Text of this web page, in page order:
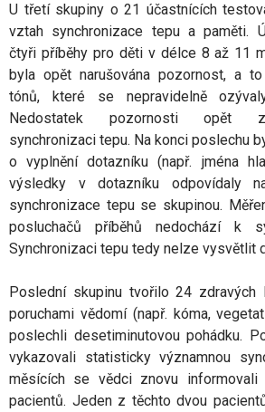
U třetí skupiny o 21 účastnících
vztah synchronizace tepu a paměti.
čtyři příběhy pro děti v délce 8 až 11
byla opět narušována pozornost, a
tónů, které se nepravidelně
Nedostatek pozornosti opět
synchronizaci tepu. Na konci poslechu
o vyplnění dotazníku (např. jména
výsledky v dotazníku odpovídaly
synchronizace tepu se skupinou.
posluchačů příběhů nedochází k
Synchronizaci tepu tedy nelze vysvětlit
Poslední skupinu tvořilo 24
poruchami vědomí (např. kóma,
poslechli desetiminutovou pohádku.
vykazovali statisticky významnou
měsících se vědci znovu
pacientů. Jeden z těchto dvou